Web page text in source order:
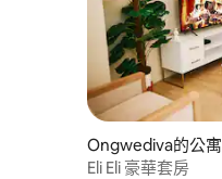
Ongwediva的公寓
Eli Eli 豪華套房